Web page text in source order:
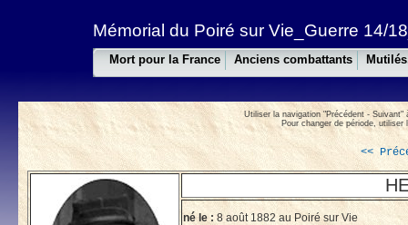
Mémorial du Poiré sur Vie_Guerre 14/
Mort pour la France Anciens combattants
Utiliser la navigation "Précédent -
Pour changer de période,
<<
né le :8 août 1882 au Poiré sur Vie